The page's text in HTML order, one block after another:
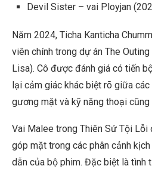
Devil Sister – vai Ployjan
Năm 2024, Ticha Kanticha
viên chính trong dự án The
Lisa). Cô được đánh giá có tiến
lại cảm giác khác biệt rõ giữa
gương mặt và kỹ năng thoại cũng
Vai Malee trong Thiên Sứ Tội Lỗi
góp mặt trong các phân cảnh
dẫn của bộ phim. Đặc biệt là tình